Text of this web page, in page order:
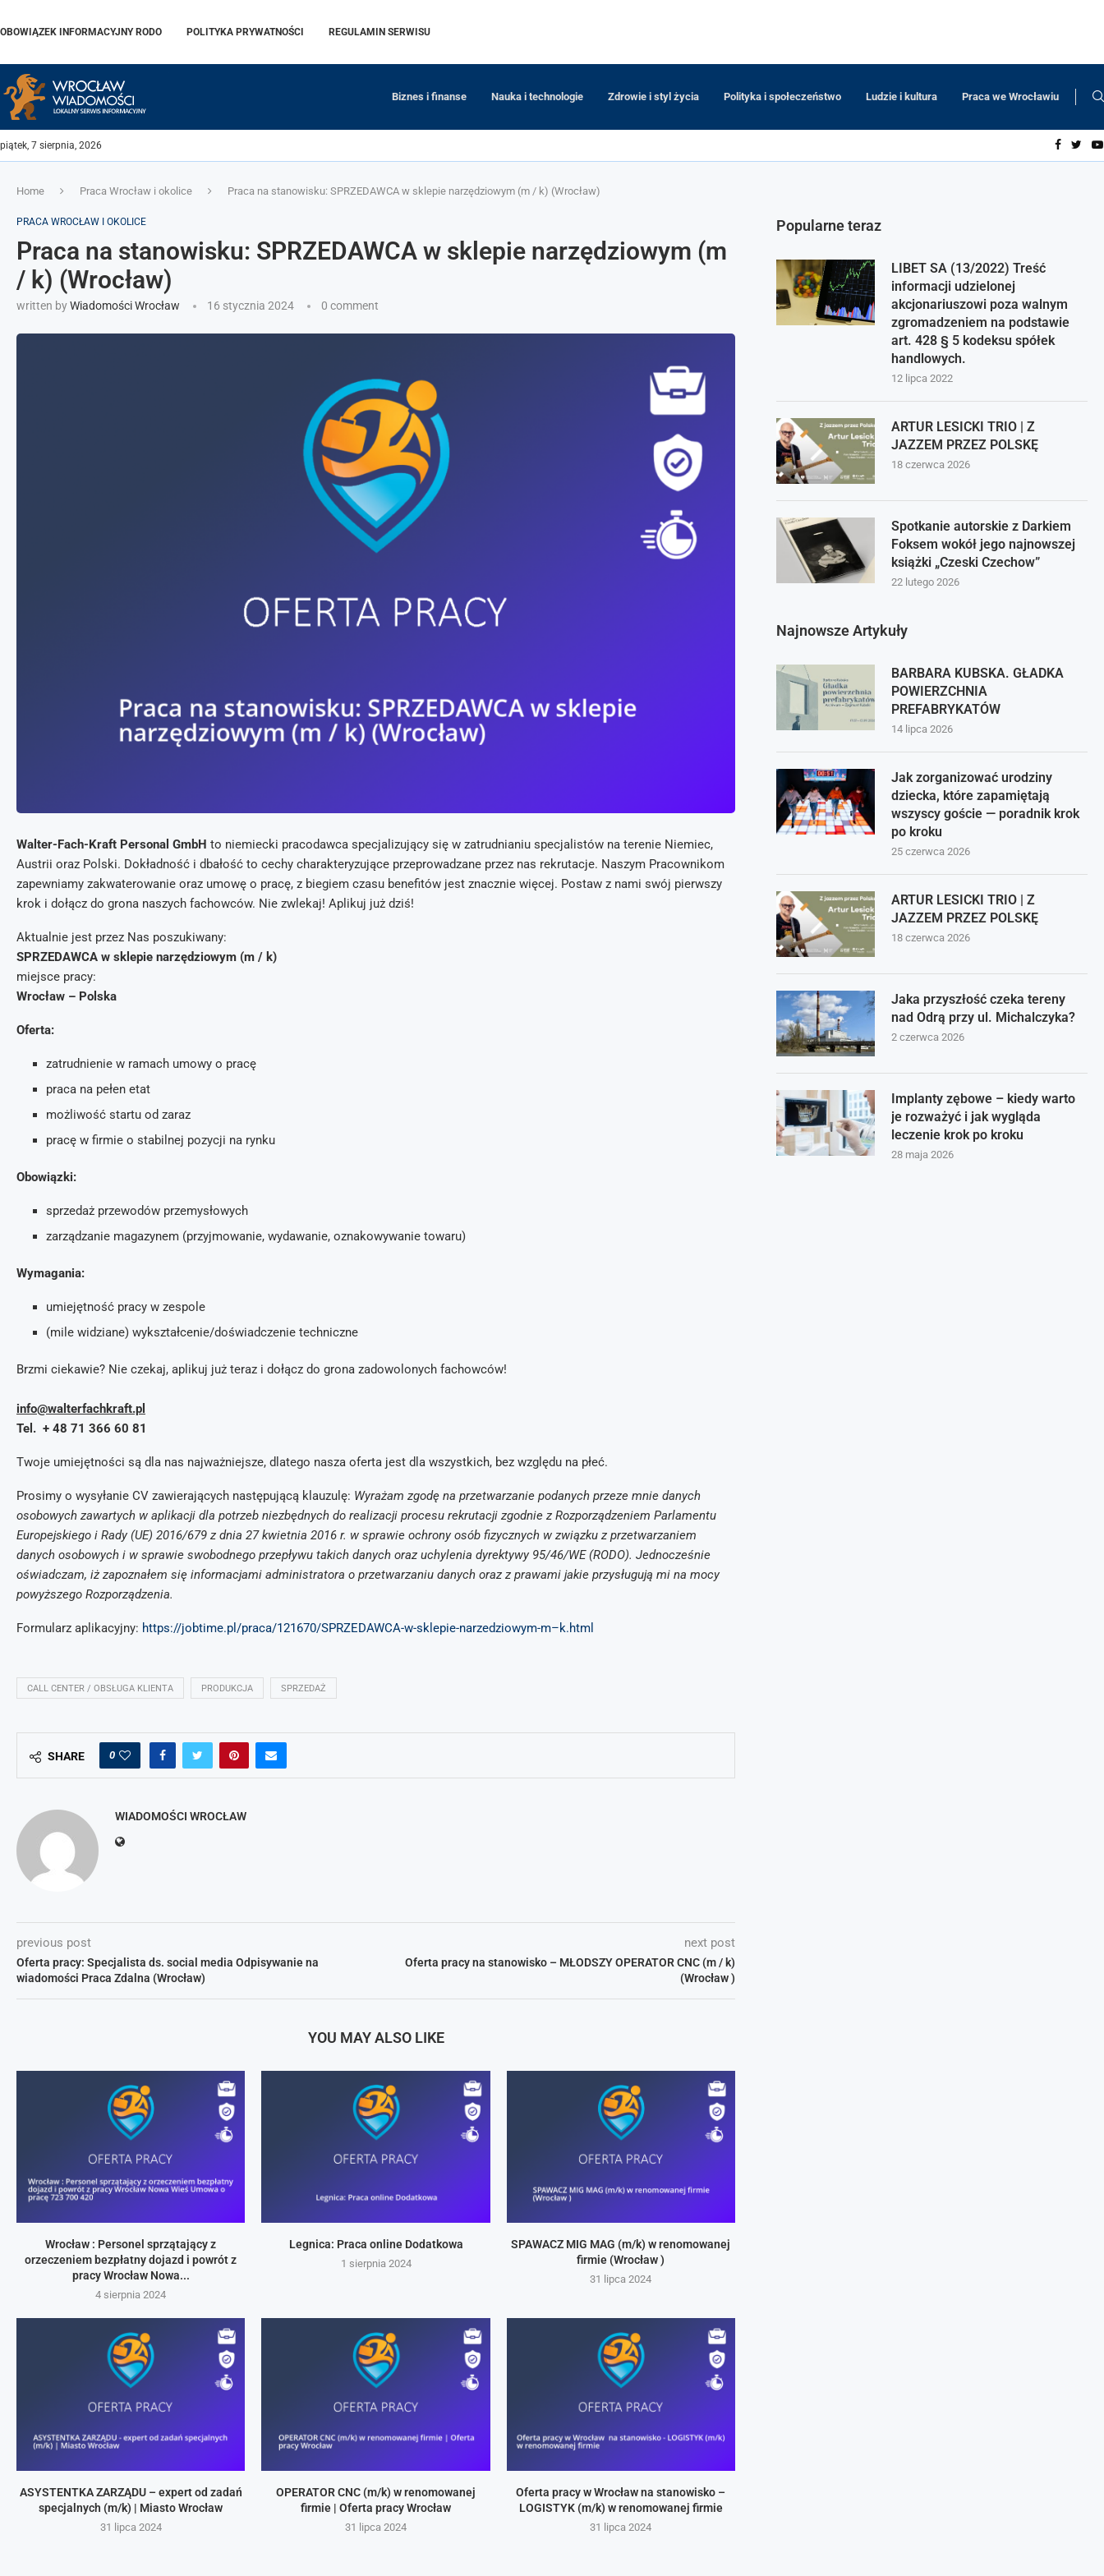
OBOWIĄZEK INFORMACYJNY RODO POLITYKA PRYWATNOŚCI REGULAMIN SERWISU
Biznes i finanse Nauka i technologie Zdrowie i styl życia Polityka i społeczeństwo Ludzie i kultura Praca we Wrocławiu
piątek, 7 sierpnia, 2026
Home Praca Wrocław i okolice Praca na stanowisku: SPRZEDAWCA w sklepie narzędziowym (m / k) (Wrocław)
PRACA WROCŁAW I OKOLICE
Praca na stanowisku: SPRZEDAWCA w sklepie narzędziowym (m
/ k) (Wrocław)
written byWiadomości Wrocław 16 stycznia 2024 0 comment
Walter-Fach-Kraft Personal GmbH to niemiecki pracodawca specjalizujący się w zatrudnianiu specjalistów na terenie Niemiec,
Austrii oraz Polski. Dokładność i dbałość to cechy charakteryzujące przeprowadzane przez nas rekrutacje. Naszym Pracownikom
zapewniamy zakwaterowanie oraz umowę o pracę, z biegiem czasu benefitów jest znacznie więcej. Postaw z nami swój pierwszy
krok i dołącz do grona naszych fachowców. Nie zwlekaj! Aplikuj już dziś!
Aktualnie jest przez Nas poszukiwany:
SPRZEDAWCA w sklepie narzędziowym (m / k)
miejsce pracy:
Wrocław – Polska
Oferta:
zatrudnienie w ramach umowy o pracę
praca na pełen etat
możliwość startu od zaraz
pracę w firmie o stabilnej pozycji na rynku
Obowiązki:
sprzedaż przewodów przemysłowych
zarządzanie magazynem (przyjmowanie, wydawanie, oznakowywanie towaru)
Wymagania:
umiejętność pracy w zespole
(mile widziane) wykształcenie/doświadczenie techniczne
Brzmi ciekawie? Nie czekaj, aplikuj już teraz i dołącz do grona zadowolonych fachowców!
info@walterfachkraft.pl
Tel. + 48 71 366 60 81
Twoje umiejętności są dla nas najważniejsze, dlatego nasza oferta jest dla wszystkich, bez względu na płeć.
Prosimy o wysyłanie CV zawierających następującą klauzulę: Wyrażam zgodę na przetwarzanie podanych przeze mnie danych
osobowych zawartych w aplikacji dla potrzeb niezbędnych do realizacji procesu rekrutacji zgodnie z Rozporządzeniem Parlamentu
Europejskiego i Rady (UE) 2016/679 z dnia 27 kwietnia 2016 r. w sprawie ochrony osób fizycznych w związku z przetwarzaniem
danych osobowych i w sprawie swobodnego przepływu takich danych oraz uchylenia dyrektywy 95/46/WE (RODO). Jednocześnie
oświadczam, iż zapoznałem się informacjami administratora o przetwarzaniu danych oraz z prawami jakie przysługują mi na mocy
powyższego Rozporządzenia.
Formularz aplikacyjny: https://jobtime.pl/praca/121670/SPRZEDAWCA-w-sklepie-narzedziowym-m–k.html
CALL CENTER / OBSŁUGA KLIENTA PRODUKCJA SPRZEDAŻ
SHARE 0
WIADOMOŚCI WROCŁAW
previous post
Oferta pracy: Specjalista ds. social media Odpisywanie na
wiadomości Praca Zdalna (Wrocław)
next post
Oferta pracy na stanowisko – MŁODSZY OPERATOR CNC (m / k)
(Wrocław )
YOU MAY ALSO LIKE
Wrocław : Personel sprzątający z
orzeczeniem bezpłatny dojazd i powrót z
pracy Wrocław Nowa...
4 sierpnia 2024
Legnica: Praca online Dodatkowa
1 sierpnia 2024
SPAWACZ MIG MAG (m/k) w renomowanej
firmie (Wrocław )
31 lipca 2024
ASYSTENTKA ZARZĄDU – expert od zadań
specjalnych (m/k) | Miasto Wrocław
31 lipca 2024
OPERATOR CNC (m/k) w renomowanej
firmie | Oferta pracy Wrocław
31 lipca 2024
Oferta pracy w Wrocław na stanowisko –
LOGISTYK (m/k) w renomowanej firmie
31 lipca 2024
Popularne teraz
LIBET SA (13/2022) Treść
informacji udzielonej
akcjonariuszowi poza walnym
zgromadzeniem na podstawie
art. 428 § 5 kodeksu spółek
handlowych.
12 lipca 2022
ARTUR LESICKI TRIO | Z
JAZZEM PRZEZ POLSKĘ
18 czerwca 2026
Spotkanie autorskie z Darkiem
Foksem wokół jego najnowszej
książki „Czeski Czechow”
22 lutego 2026
Najnowsze Artykuły
BARBARA KUBSKA. GŁADKA
POWIERZCHNIA
PREFABRYKATÓW
14 lipca 2026
Jak zorganizować urodziny
dziecka, które zapamiętają
wszyscy goście — poradnik krok
po kroku
25 czerwca 2026
ARTUR LESICKI TRIO | Z
JAZZEM PRZEZ POLSKĘ
18 czerwca 2026
Jaka przyszłość czeka tereny
nad Odrą przy ul. Michalczyka?
2 czerwca 2026
Implanty zębowe – kiedy warto
je rozważyć i jak wygląda
leczenie krok po kroku
28 maja 2026